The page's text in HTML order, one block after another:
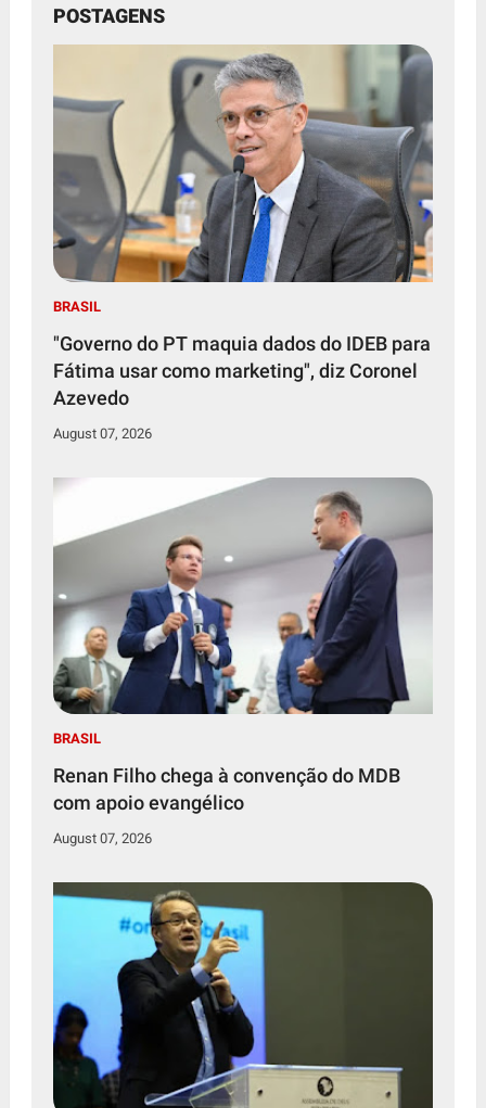
POSTAGENS
BRASIL
"Governo do PT maquia dados do IDEB para
Fátima usar como marketing", diz Coronel
Azevedo
August 07, 2026
BRASIL
Renan Filho chega à convenção do MDB
com apoio evangélico
August 07, 2026